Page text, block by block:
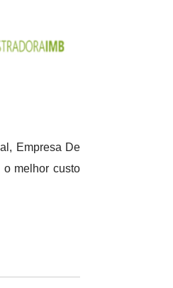
Empresa De
o melhor custo